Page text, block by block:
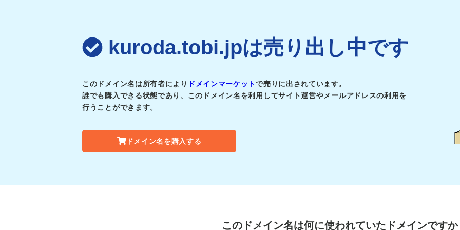
kuroda.tobi.jpは売り出し中です
このドメイン名は所有者により ドメインマーケットで売りに出されています。
誰でも購入できる状態であり、このドメイン名を利用してサイト運営やメールアドレスの利用を
行うことができます。
ドメイン名を購入する
このドメイン名は何に使われていたドメインですか